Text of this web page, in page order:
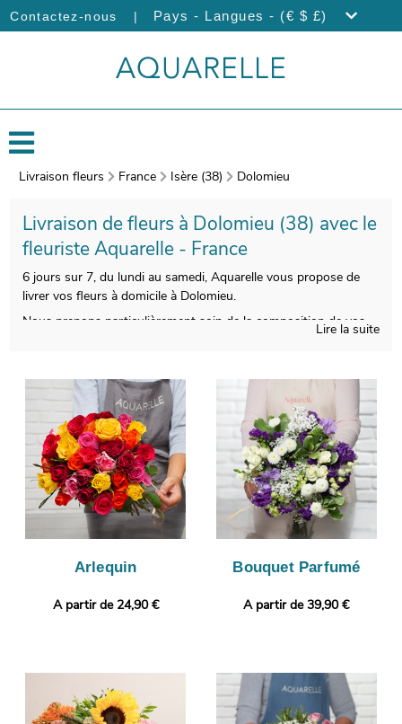
Contactez-nous | Pays - Langues - (€ $ £)
Livraison fleurs France Isère (38) Dolomieu
Livraison de fleurs à Dolomieu (38) avec le
fleuriste Aquarelle - France
6 jours sur 7, du lundi au samedi, Aquarelle vous propose de
livrer vos fleurs à domicile à Dolomieu.
Nous prenons particulièrement soin de la composition de vos
bouquet, et une photo de vos produits commandés sera prise,
une fois le bouquet installé dans un contenant approprié. Nous
vous ferons ensuite parvenir cette image par e-mail de manière
à ce que vous puissiez vous assurer que le bouquet de fleurs
envoyé correspond à celui que vous avez commandé. Puis, il
sera livré très rapidement à Dolomieu. Envie de faire encore plus
plaisir ? Vous pouvez glisser un message ou une photo, afin de
donner plus de personnalité à votre cadeau.
Lire la suite
Arlequin
A partir de 24,90 €
Bouquet Parfumé
A partir de 39,90 €